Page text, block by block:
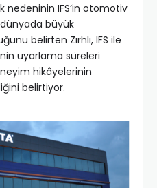
nedeninin IFS’in otomotiv
büyük
belirten Zırhlı, IFS ile
uyarlama süreleri
hikâyelerinin
belirtiyor.